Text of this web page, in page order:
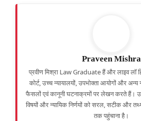
Praveen Mishra
प्रवीण मिश्रा Law Graduate हैं और लाइव लॉ
कोर्ट, उच्च न्यायालयों, उपभोक्ता आयोगों और अन्य
फैसलों एवं कानूनी घटनाक्रमों पर लेखन करते हैं।
विषयों और न्यायिक निर्णयों को सरल, सटीक और
तक पहुंचाना है।